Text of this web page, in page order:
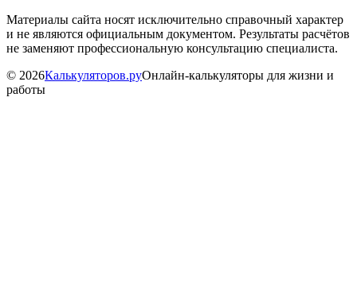
Материалы сайта носят исключительно справочный характер
и не являются официальным документом. Результаты расчётов
не заменяют профессиональную консультацию специалиста.
© 2026Калькуляторов.руОнлайн-калькуляторы для жизни и
работы